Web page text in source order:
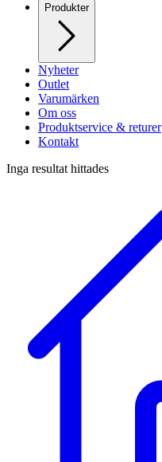
Produkter
Nyheter
Outlet
Varumärken
Om oss
Produktservice & returer
Kontakt
Inga resultat hittades